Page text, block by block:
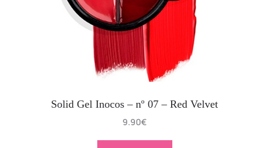
Solid Gel Inocos – nº 07 – Red Velvet
9.90€